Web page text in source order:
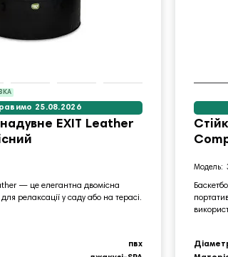
25.08.2026
EXIT Leather
— це елегантна двомісна
релаксації у саду або на терасі.
пвх